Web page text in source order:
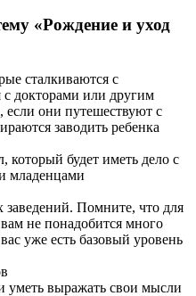
«Рождение и уход
сталкиваются с
с докторами или другим
они путешествуют с
заводить ребенка
будет иметь дело с
младенцами
Помните, что для
не понадобится много
уже есть базовый уровень
уметь выражать свои мысли